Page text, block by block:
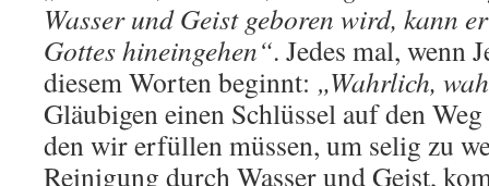
Wasser und Geist geboren wird, kann
Gottes hineingehen“. Jedes mal, wenn
diesem Worten beginnt: „Wahrlich,
Gläubigen einen Schlüssel auf den
den wir erfüllen müssen, um selig zu
Reinigung durch Wasser und Geist,